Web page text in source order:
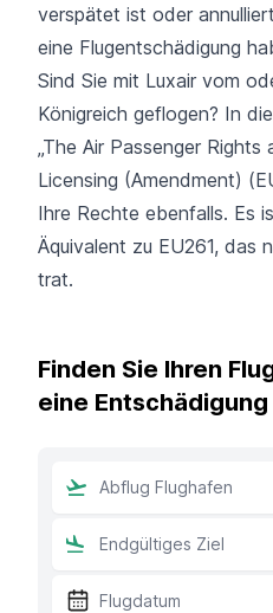
verspätet ist oder
eine Flugentschädigung
Sind Sie mit Luxair vom
Königreich geflogen? In
„The Air Passenger Rights
Licensing (Amendment)
Ihre Rechte ebenfalls. Es
Äquivalent zu EU261, das
trat.
Finden Sie Ihren
eine Entschädigung